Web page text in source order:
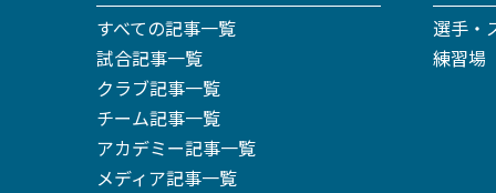
すべての記事一覧
試合記事一覧
クラブ記事一覧
チーム記事一覧
アカデミー記事一覧
メディア記事一覧
選手・
練習場